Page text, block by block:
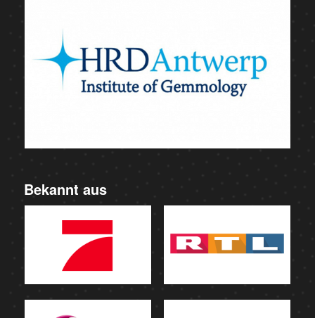
Bekannt aus